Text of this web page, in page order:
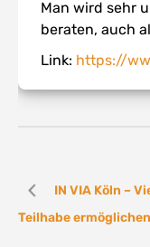
Man wird sehr
beraten, auch
Link: https://
IN VIA Köln –
Teilhabe